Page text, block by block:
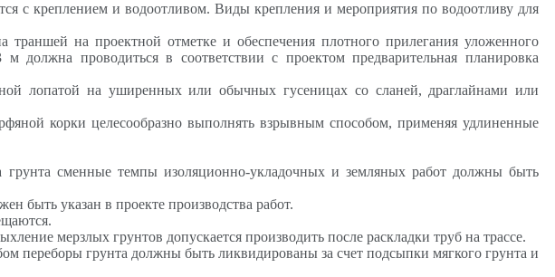
с креплением и водоотливом. Виды крепления и мероприятия по водоотливу для
на проектной отметке и обеспечения плотного прилегания уложенного
проводиться в соответствии с проектом предварительная планировка
лопатой на уширенных или обычных гусеницах со сланей, драглайнами или
корки целесообразно выполнять взрывным способом, применяя удлиненные
сменные темпы изоляционно-укладочных и земляных работ должны быть
быть указан в проекте производства работ.
мерзлых грунтов допускается производить после раскладки труб на трассе.
переборы грунта должны быть ликвидированы за счет подсыпки мягкого грунта и